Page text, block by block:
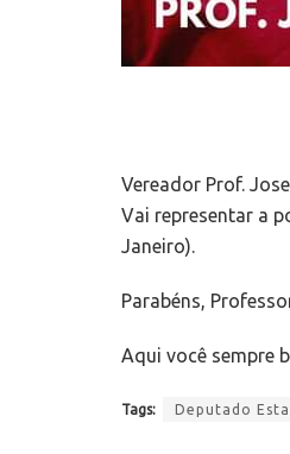
Vereador Prof.
Vai representar a
Janeiro).
Parabéns,
Aqui você sempre
Tags: Deputado